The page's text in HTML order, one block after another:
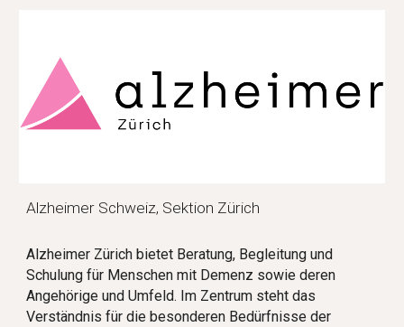
Alzheimer Schweiz, Sektion Zürich
Alzheimer Zürich bietet Beratung, Begleitung und
Schulung für Menschen mit Demenz sowie deren
Angehörige und Umfeld. Im Zentrum steht das
Verständnis für die besonderen Bedürfnisse der